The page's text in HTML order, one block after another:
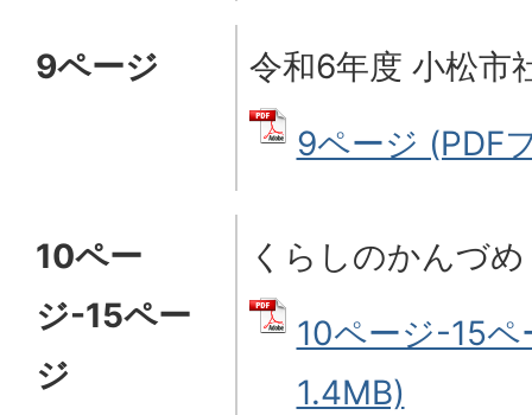
9ページ
令和6年度 小松市
9ページ (PDF
10ペー
ジ-15ペー
ジ
くらしのかんづめ
10ページ-15
1.4MB)